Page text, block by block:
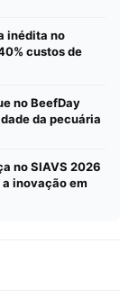
inédita no
custos de
no BeefDay
da pecuária
no SIAVS 2026
inovação em